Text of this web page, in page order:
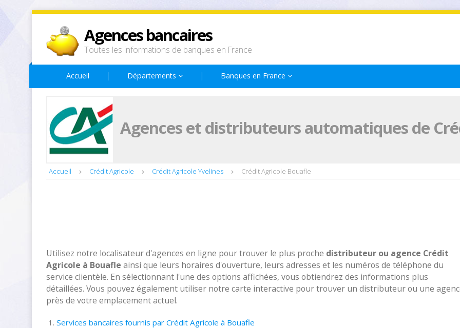
Agences bancaires
Toutes les informations de banques en France
Accueil Départements Banques en France
Agences et distributeurs automatiques de
Accueil Crédit Agricole Crédit Agricole Yvelines Crédit Agricole Bouafle
Utilisez notre localisateur d'agences en ligne pour trouver le plus proche distributeur ou agence Crédit
Agricole à Bouafle ainsi que leurs horaires d'ouverture, leurs adresses et les numéros de téléphone du
service clientèle. En sélectionnant l'une des options affichées, vous obtiendrez des informations plus
détaillées. Vous pouvez également utiliser notre carte interactive pour trouver un distributeur ou une
près de votre emplacement actuel.
Services bancaires fournis par Crédit Agricole à Bouafle